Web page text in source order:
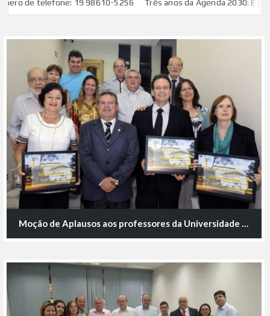
de telefone: 19 98610-5256 Três anos da Agenda 2030: É
Moção de Aplausos aos professores da Universidade Metodista de Piracicaba